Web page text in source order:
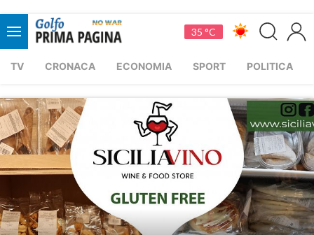
35 °C
TV CRONACA ECONOMIA SPORT POLITICA